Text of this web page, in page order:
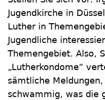
Jugendkirche in
Luther in
Jugendliche
Themengebiet. Also,
„Lutherkondome“
sämtliche
schwammig, was die